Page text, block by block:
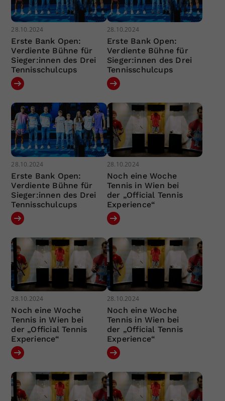
28.10.2024
Erste Bank Open:
Verdiente Bühne für
Sieger:innen des Drei
Tennisschulcups
28.10.2024
Erste Bank Open:
Verdiente Bühne für
Sieger:innen des Drei
Tennisschulcups
28.10.2024
Erste Bank Open:
Verdiente Bühne für
Sieger:innen des Drei
Tennisschulcups
28.10.2024
Noch eine Woche
Tennis in Wien bei
der „Official Tennis
Experience“
28.10.2024
Noch eine Woche
Tennis in Wien bei
der „Official Tennis
Experience“
28.10.2024
Noch eine Woche
Tennis in Wien bei
der „Official Tennis
Experience“